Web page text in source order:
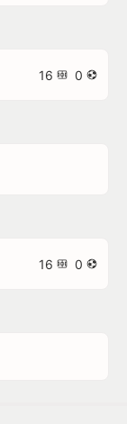
16 0
16 0